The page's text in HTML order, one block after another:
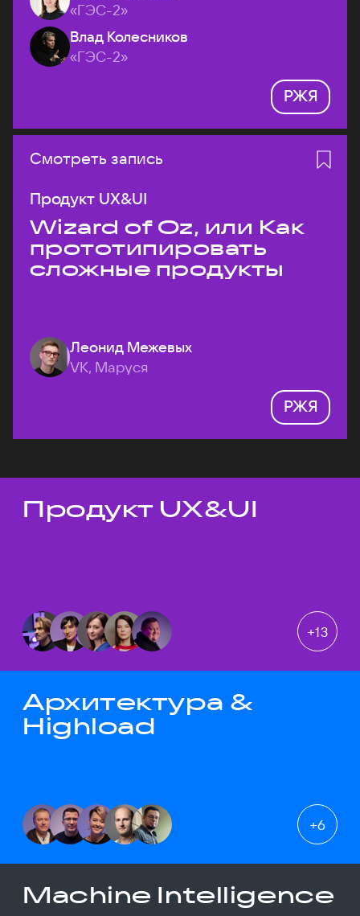
«ГЭС-2»
Влад Колесников
«ГЭС-2»
РЖЯ
Смотреть запись
Продукт UX&UI
Wizard of Oz, или Как
прототипировать
сложные продукты
Леонид Межевых
VK, Маруся
РЖЯ
Темы докладов
Продукт UX&UI
+13
Архитектура &
Highload
+6
Machine Intelligence